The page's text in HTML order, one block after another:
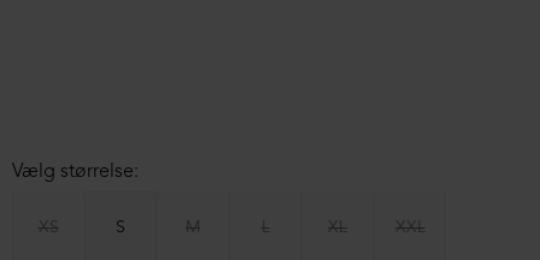
Vælg størrelse:
XS S M L XL XXL